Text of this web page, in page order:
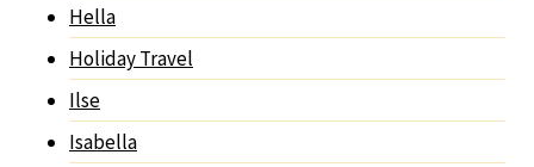
Hella
Holiday Travel
Ilse
Isabella